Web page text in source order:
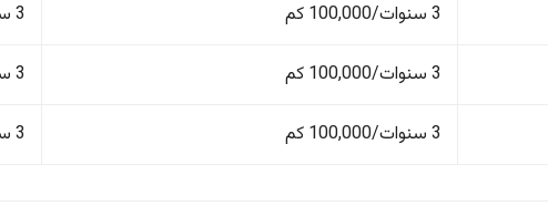
3 سنوات/100,000 كم 3 سنوات/100,000 كم
3 سنوات/100,000 كم 3 سنوات/100,000 كم
3 سنوات/100,000 كم 3 سنوات/100,000 كم